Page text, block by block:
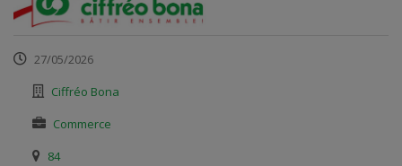
27/05/2026
Ciffréo Bona
Commerce
84